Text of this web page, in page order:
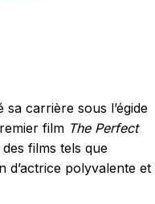
carrière sous l’égide
film The Perfect
films tels que
d’actrice polyvalente et